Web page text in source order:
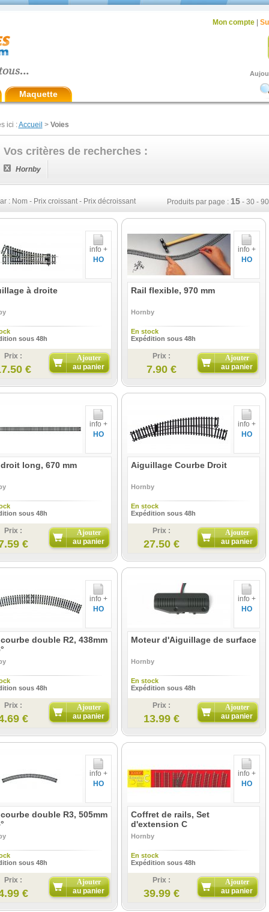
Maquette
Mon compte|
ici :Accueil > Voies
Vos critères de recherches :
Hornby
: Nom- Prix croissant- Prix décroissant Produits par page : 15- 30- 90
info +
HO
à droite
sous 48h
Prix :
€
Ajouter
au panier
info +
HO
Rail flexible, 970 mm
Hornby
En stock
Expédition sous 48h
Prix :
7.90 €
Ajouter
au panier
info +
HO
long, 670 mm
sous 48h
Prix :
€
Ajouter
au panier
info +
HO
Aiguillage Courbe Droit
Hornby
En stock
Expédition sous 48h
Prix :
27.50 €
Ajouter
au panier
info +
HO
double R2, 438mm
sous 48h
Prix :
€
Ajouter
au panier
info +
HO
Moteur d'Aiguillage de surface
Hornby
En stock
Expédition sous 48h
Prix :
13.99 €
Ajouter
au panier
info +
HO
double R3, 505mm
sous 48h
Prix :
€
Ajouter
au panier
info +
HO
Coffret de rails, Set
d'extension C
Hornby
En stock
Expédition sous 48h
Prix :
39.99 €
Ajouter
au panier